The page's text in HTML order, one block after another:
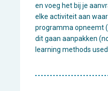
en voeg het bij je
elke activiteit aan
programma opneemt
dit gaan aanpakken
learning methods